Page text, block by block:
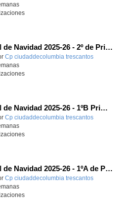
Festival de Navidad 2025-26 - 2º de Primaria
Cp ciudaddecolumbia trescantos-
Festival de Navidad 2025-26 - 1ºB Primaria
Cp ciudaddecolumbia trescantos-
Festival de Navidad 2025-26 - 1ºA de Primaria
Cp ciudaddecolumbia trescantos-